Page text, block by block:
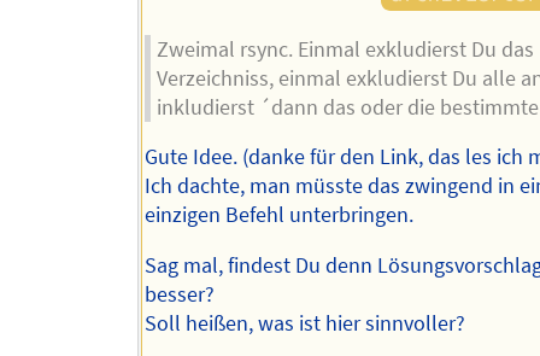
Zweimal rsync. Einmal exkludierst Du das
Verzeichniss, einmal exkludierst Du alle
inkludierst ´dann das oder die
Gute Idee. (danke für den Link, das les ich
Ich dachte, man müsste das zwingend in
einzigen Befehl unterbringen.
Sag mal, findest Du denn
besser?
Soll heißen, was ist hier sinnvoller?